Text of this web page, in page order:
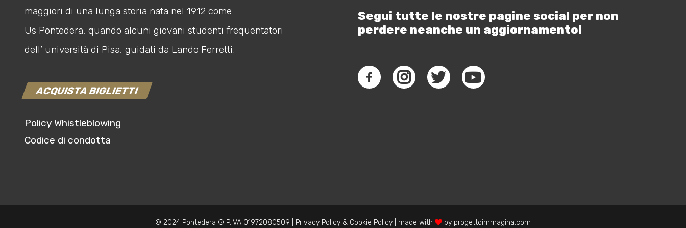
maggiori di una lunga storia nata nel 1912 come
Us Pontedera, quando alcuni giovani studenti frequentatori
dell’ università di Pisa, guidati da Lando Ferretti.
ACQUISTA BIGLIETTI
Policy Whistleblowing
Codice di condotta
Segui tutte le nostre pagine social per non
perdere neanche un aggiornamento!
© 2024 Pontedera ® P.IVA 01972080509 | Privacy Policy & Cookie Policy | made with by progettoimmagina.com